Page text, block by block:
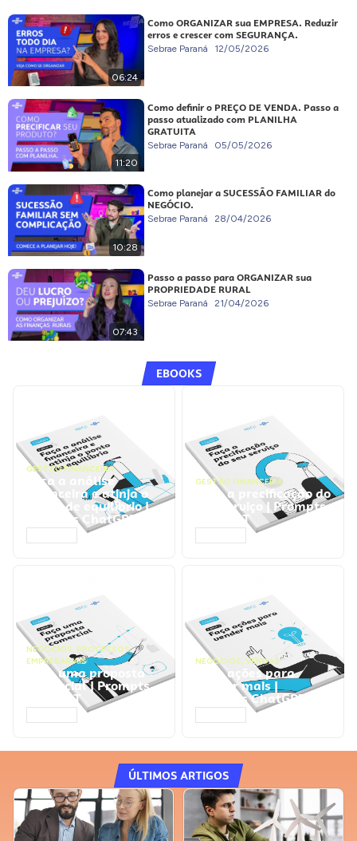
06:24
Como ORGANIZAR sua EMPRESA. Reduzir
erros e crescer com SEGURANÇA.
Sebrae Paraná 12/05/2026
11:20
Como definir o PREÇO DE VENDA. Passo a
passo atualizado com PLANILHA
GRATUITA
Sebrae Paraná 05/05/2026
10:28
Como planejar a SUCESSÃO FAMILIAR do
NEGÓCIO.
Sebrae Paraná 28/04/2026
07:43
Passo a passo para ORGANIZAR sua
PROPRIEDADE RURAL
Sebrae Paraná 21/04/2026
EBOOKS
GESTÃO FINANCEIRA
Faça a análise
financeira e atinja o
ponto de equilíbrio |
Prompts ChatGPT
GESTÃO FINANCEIRA
Faça a precificação do
seu serviço | Prompts
ChatGPT
NEGÓCIOS, PROCESSOS
EMPRESARIAIS
Faça uma proposta
comercial | Prompts
ChatGPT
NEGÓCIOS, VENDAS
Faça ações para
vender mais |
Prompts ChatGPT
ÚLTIMOS ARTIGOS